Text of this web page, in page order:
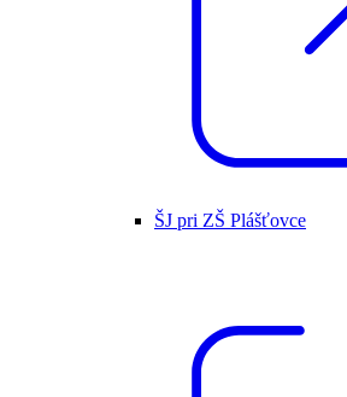
ŠJ pri ZŠ Plášťovce